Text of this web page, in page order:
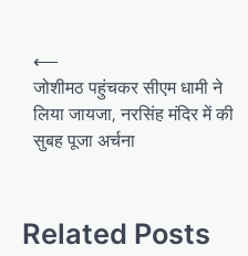
o
a
⟵
जोशीमठ पहुंचकर सीएम धामी ने
लिया जायजा, नरसिंह मंदिर में की
सुबह पूजा अर्चना
Related Posts